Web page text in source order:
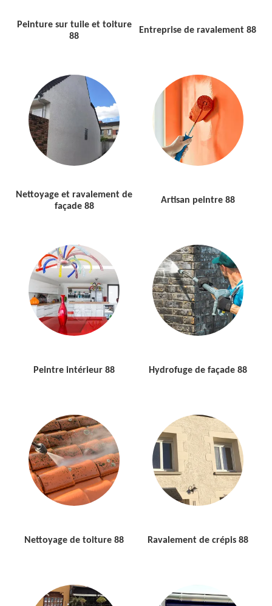
Peinture sur tuile et toiture
88
Entreprise de ravalement 88
Nettoyage et ravalement de
façade 88
Artisan peintre 88
Peintre intérieur 88 Hydrofuge de façade 88
Nettoyage de toiture 88 Ravalement de crépis 88